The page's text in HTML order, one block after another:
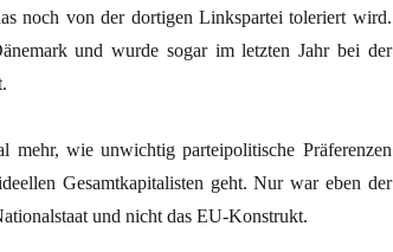
noch von der dortigen Linkspartei toleriert wird.
und wurde sogar im letzten Jahr bei der
mehr, wie unwichtig parteipolitische Präferenzen
Gesamtkapitalisten geht. Nur war eben der
und nicht das EU-Konstrukt.